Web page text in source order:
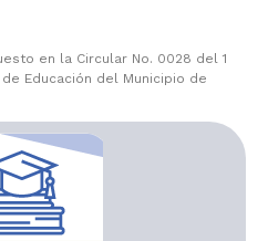
en la Circular No. 0028 del 1
Educación del Municipio de